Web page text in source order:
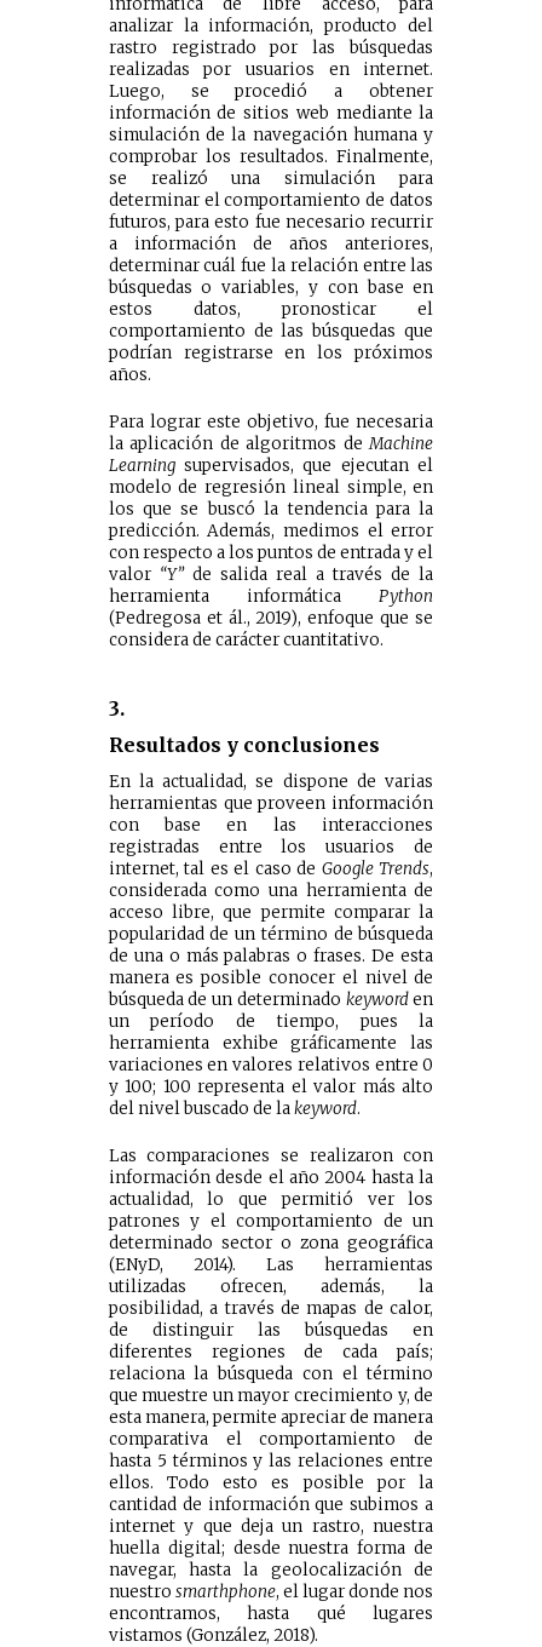
analizar la información, producto del
rastro registrado por las búsquedas
realizadas por usuarios en internet.
Luego, se procedió a obtener
información de sitios web mediante la
simulación de la navegación humana y
comprobar los resultados. Finalmente,
se realizó una simulación para
determinar el comportamiento de datos
futuros, para esto fue necesario recurrir
a información de años anteriores,
determinar cuál fue la relación entre las
búsquedas o variables, y con base en
estos datos, pronosticar el
comportamiento de las búsquedas que
podrían registrarse en los próximos
años.
Para lograr este objetivo, fue necesaria
la aplicación de algoritmos deMachine
Learningsupervisados, que ejecutan el
modelo de regresión lineal simple, en
los que se buscó la tendencia para la
predicción. Además, medimos el error
con respecto a los puntos de entrada y el
valor “Y”de salida real a través de la
herramienta informáticaPython
(Pedregosa et ál., 2019), enfoque que se
considera de carácter cuantitativo.
3.
Resultados y conclusiones
En la actualidad, se dispone de varias
herramientas que proveen información
con base en las interacciones
registradas entre los usuarios de
internet, tal es el caso de Google Trends,
considerada como una herramienta de
acceso libre, que permite comparar la
popularidad de un término de búsqueda
de una o más palabras o frases. De esta
manera es posible conocer el nivel de
búsqueda de un determinado keyworden
un período de tiempo, pues la
herramienta exhibe gráficamente las
variaciones en valores relativos entre 0
y 100; 100 representa el valor más alto
del nivel buscado de lakeyword.
Las comparaciones se realizaron con
información desde el año 2004 hasta la
actualidad, lo que permitió ver los
patrones y el comportamiento de un
determinado sector o zona geográfica
(ENyD, 2014). Las herramientas
utilizadas ofrecen, además, la
posibilidad, a través de mapas de calor,
de distinguir las búsquedas en
diferentes regiones de cada país;
relaciona la búsqueda con el término
que muestre un mayor crecimiento y, de
esta manera, permite apreciar de manera
comparativa el comportamiento de
hasta 5 términos y las relaciones entre
ellos. Todo esto es posible por la
cantidad de información que subimos a
internet y que deja un rastro, nuestra
huella digital; desde nuestra forma de
navegar, hasta la geolocalización de
nuestro smarthphone, el lugar donde nos
encontramos, hasta qué lugares
vistamos (González, 2018).